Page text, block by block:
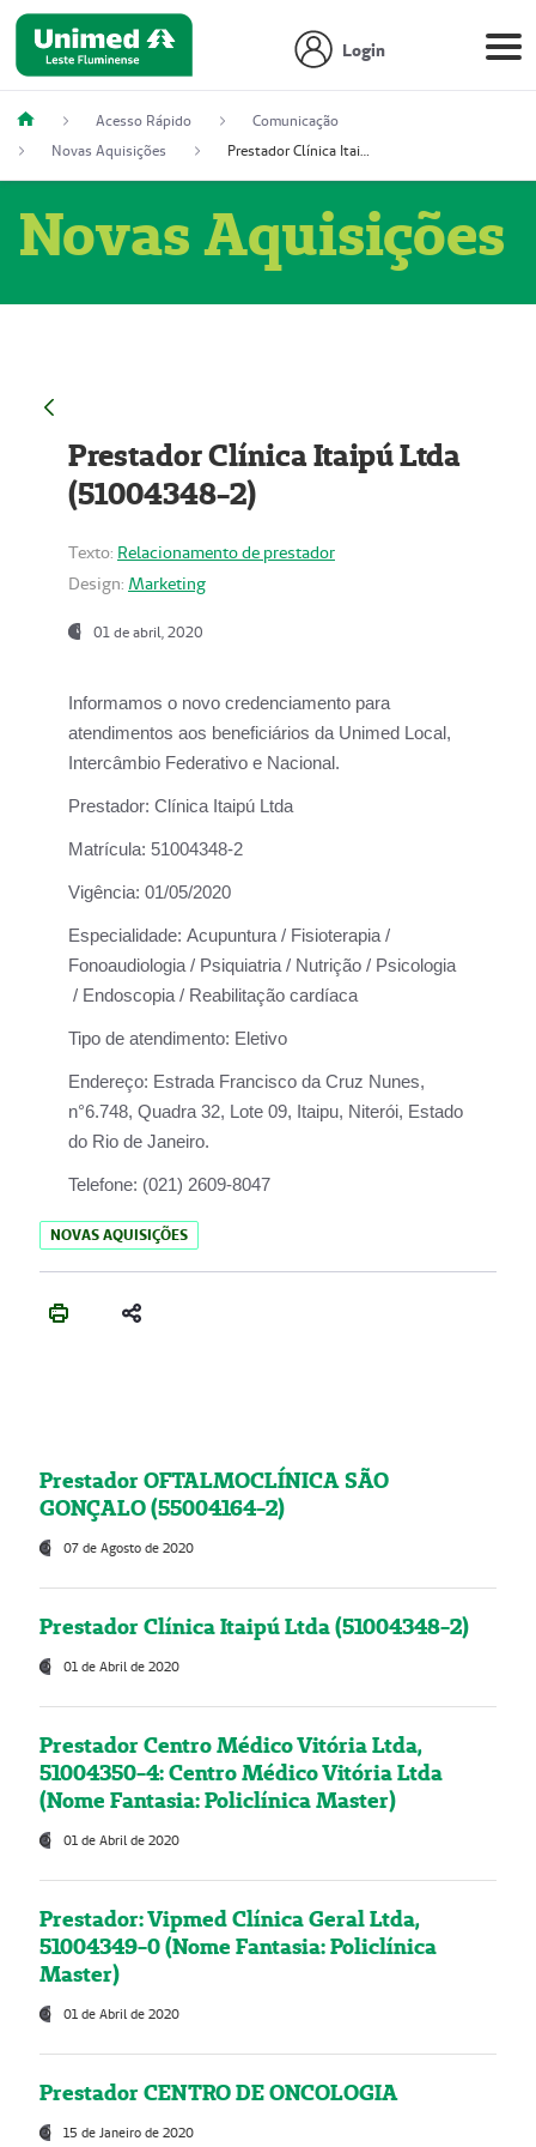
Login
Acesso Rápido
Comunicação
Novas Aquisições
Prestador Clínica Itaipú Ltda (51004348-2)
Novas Aquisições
Prestador Clínica Itaipú Ltda
(51004348-2)
Texto: Relacionamento de prestador
Design: Marketing
01 de abril, 2020
Informamos o novo credenciamento para
atendimentos aos beneficiários da Unimed Local,
Intercâmbio Federativo e Nacional.
Prestador: Clínica Itaipú Ltda
Matrícula: 51004348-2
Vigência: 01/05/2020
Especialidade: Acupuntura / Fisioterapia /
Fonoaudiologia / Psiquiatria / Nutrição / Psicologia
/ Endoscopia / Reabilitação cardíaca
Tipo de atendimento: Eletivo
Endereço: Estrada Francisco da Cruz Nunes,
n°6.748, Quadra 32, Lote 09, Itaipu, Niterói, Estado
do Rio de Janeiro.
Telefone: (021) 2609-8047
NOVAS AQUISIÇÕES
Prestador OFTALMOCLÍNICA SÃO
GONÇALO (55004164-2)
07 de Agosto de 2020
Prestador Clínica Itaipú Ltda (51004348-2)
01 de Abril de 2020
Prestador Centro Médico Vitória Ltda,
51004350-4: Centro Médico Vitória Ltda
(Nome Fantasia: Policlínica Master)
01 de Abril de 2020
Prestador: Vipmed Clínica Geral Ltda,
51004349-0 (Nome Fantasia: Policlínica
Master)
01 de Abril de 2020
Prestador CENTRO DE ONCOLOGIA
15 de Janeiro de 2020